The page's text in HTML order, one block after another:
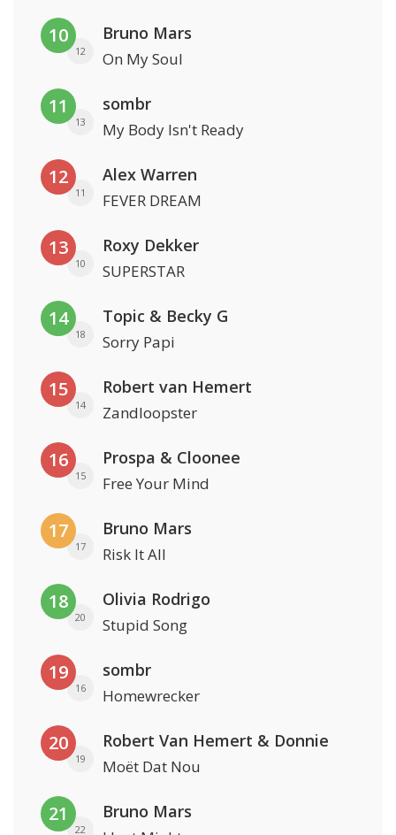
10
12
Bruno Mars
On My Soul
11
13
sombr
My Body Isn't Ready
12
11
Alex Warren
FEVER DREAM
13
10
Roxy Dekker
SUPERSTAR
14
18
Topic & Becky G
Sorry Papi
15
14
Robert van Hemert
Zandloopster
16
15
Prospa & Cloonee
Free Your Mind
17
17
Bruno Mars
Risk It All
18
20
Olivia Rodrigo
Stupid Song
19
16
sombr
Homewrecker
20
19
Robert Van Hemert & Donnie
Moët Dat Nou
21
22
Bruno Mars